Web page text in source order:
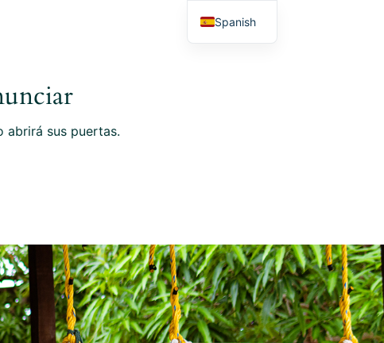
Tel: +504 8800-9594
abrirá sus puertas.
Spanish